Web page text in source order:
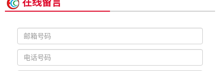
在线留言